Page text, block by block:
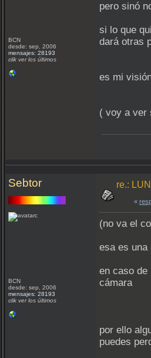
BCN
desde: sep, 2006
mensajes: 28193
clik ver los últimos
pero sinó
si lo que
dará otras
es mi
( voy a ver
Sebtor
BCN
desde: sep, 2006
mensajes: 28193
clik ver los últimos
re.:
«
(no va el
esa es una
en caso de
cámara
por ello
puedes